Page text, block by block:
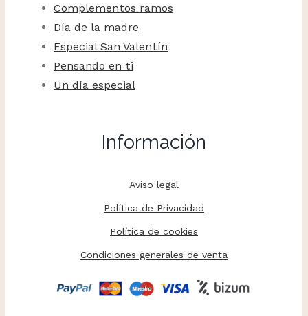
Complementos ramos
Día de la madre
Especial San Valentín
Pensando en ti
Un día especial
Información
Aviso legal
Política de Privacidad
Política de cookies
Condiciones generales de venta